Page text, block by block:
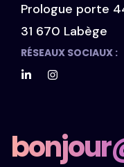
Prologue porte
31 670 Labège
RÉSEAUX SOCIAUX :